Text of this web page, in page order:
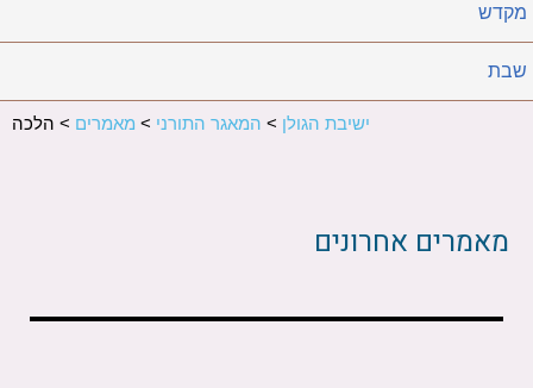
מקדש
שבת
ישיבת הגולן > המאגר התורני > מאמרים > הלכה
מאמרים אחרונים